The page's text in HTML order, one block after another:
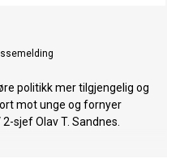
politikk mer tilgjengelig og
mot unge og fornyer
sjef Olav T. Sandnes.